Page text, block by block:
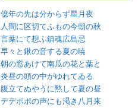
億年の先は分からず星月夜
人間に区切てふもの今朝の秋
言葉にて想ふ鎮魂広島忌
早々と鍬の音する夏の暁
朝の窓あけて南瓜の花と葉と
炎昼の頭の中がゆれてゐる
腹立てぬやうに黙して夏の昼
デデポポの声にも渇き八月来